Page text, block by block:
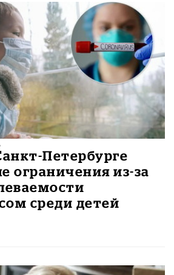
Петербурге
ограничения из-за
среди детей